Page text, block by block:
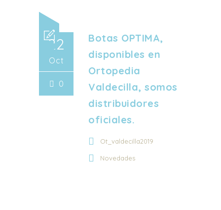
22
Oct
0
Botas OPTIMA,
disponibles en
Ortopedia
Valdecilla, somos
distribuidores
oficiales.
Ot_valdecilla2019
Novedades